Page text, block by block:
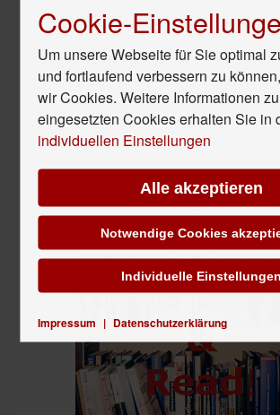
richtigen Kunden richtig ansprichst
23.3.2025, 10:00 Uhr bis ca. 11:30 Uhr
https://www.reckliesmp.de/kunden-
workshop/
Buchtipps für Ihren Erfolg
Cookie-
Um unsere Webseite für Sie optimal
und fortlaufend verbessern zu
wir Cookies. Weitere Informationen
eingesetzten Cookies erhalten Sie in
individuellen Einstellungen
Alle akzeptieren
Notwendige Cookies
Impressum | Datenschutzerklärung
Individuelle Einstellungen